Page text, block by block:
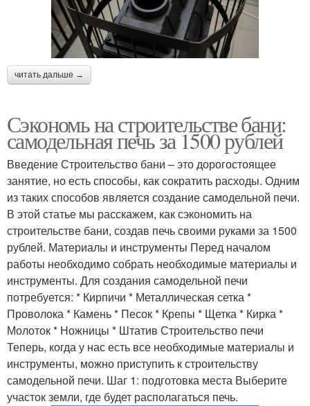
читать дальше →
Сэкономь на строительстве бани:
самодельная печь за 1500 рублей
Введение Строительство бани – это дорогостоящее
занятие, но есть способы, как сократить расходы. Одним
из таких способов является создание самодельной печи.
В этой статье мы расскажем, как сэкономить на
строительстве бани, создав печь своими руками за 1500
рублей. Материалы и инструменты Перед началом
работы необходимо собрать необходимые материалы и
инструменты. Для создания самодельной печи
потребуется: * Кирпичи * Металлическая сетка *
Проволока * Камень * Песок * Крепы * Щетка * Кирка *
Молоток * Ножницы * Штатив Строительство печи
Теперь, когда у нас есть все необходимые материалы и
инструменты, можно приступить к строительству
самодельной печи. Шаг 1: подготовка места Выберите
участок земли, где будет располагаться печь.